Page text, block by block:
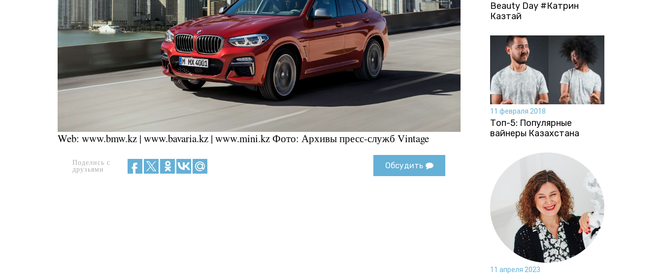
Web: www.bmw.kz | www.bavaria.kz | www.mini.kz Фото: Архивы пресс-служб Vintage
Поделись с
друзьями
Обсудить
Beauty Day #Катрин
Казтай
11 февраля 2018
Топ-5: Популярные
вайнеры Казахстана
11 апреля 2023